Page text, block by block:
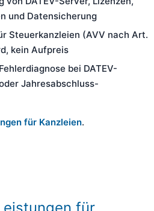
und Datensicherung
Steuerkanzleien (AVV nach Art.
kein Aufpreis
bei DATEV-
Jahresabschluss-
für Kanzleien.